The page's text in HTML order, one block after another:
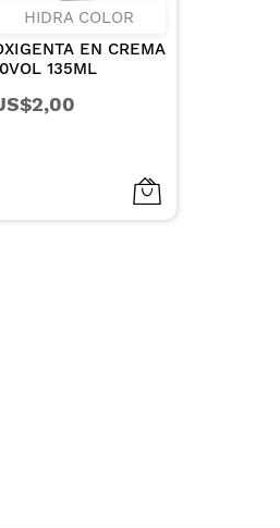
RECAMIER
SHAMPOO HYDRA
REPAIR PARA
DANADOS 1000ML
US$19,52